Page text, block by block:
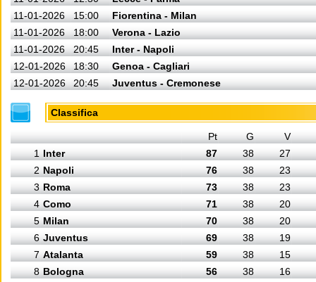
11-01-2026
15:00
Fiorentina - Milan
11-01-2026
18:00
Verona - Lazio
11-01-2026
20:45
Inter - Napoli
12-01-2026
18:30
Genoa - Cagliari
12-01-2026
20:45 Juventus - Cremonese
Classifica
Pt G
V
1 Inter 87 38
27
2 Napoli 76 38
23
3 Roma 73 38
23
4 Como 71 38
20
5 Milan 70 38
20
6 Juventus 69 38
19
7 Atalanta 59 38
15
8 Bologna 56 38
16